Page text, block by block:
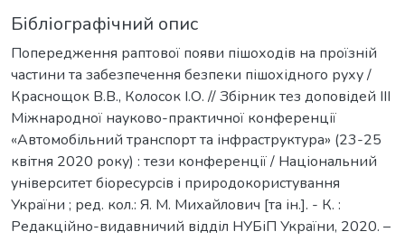
Бібліографічний опис
Попередження раптової появи пішоходів на проїзній
частини та забезпечення безпеки пішохідного руху /
Краснощок В.В., Колосок І.О. // Збірник тез доповідей ІІІ
Міжнародної науково-практичної конференції
«Автомобільний транспорт та інфраструктура» (23-25
квітня 2020 року) : тези конференції / Національний
університет біоресурсів і природокористування
України ; ред. кол.: Я. М. Михайлович [та ін.]. - К. :
Редакційно-видавничий відділ НУБіП України, 2020. –